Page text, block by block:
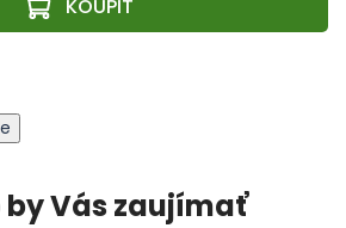
by Vás zaujímať